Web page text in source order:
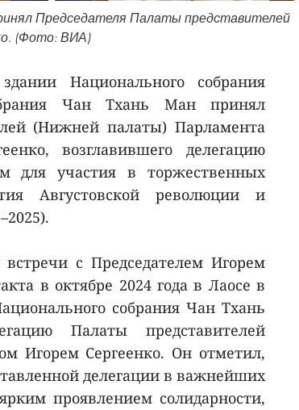
Председателя Палаты представителей
(Фото: ВИА)
Национального собрания
Чан Тхань Ман принял
(Нижней палаты) Парламента
возглавившего делегацию
для участия в торжественных
Августовской революции и
с Председателем Игорем
в октябре 2024 года в Лаосе в
собрания Чан Тхань
Палаты представителей
Игорем Сергеенко. Он отметил,
делегации в важнейших
проявлением солидарности,